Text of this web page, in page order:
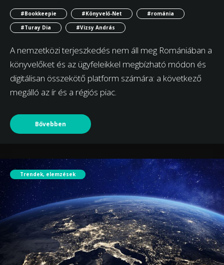
#Bookkeepie #Könyvelő-Net
#románia
#Turay Dia
#Vizsy András
A nemzetközi terjeszkedés nem áll meg Romániában a
könyvelőket és az ügyfeleikkel megbízható módon és
digitálisan összekötő platform számára: a következő
megálló az ír és a régiós piac.
Bővebben
Trendek, elemzések